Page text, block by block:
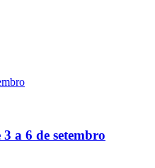
a 6 de setembro